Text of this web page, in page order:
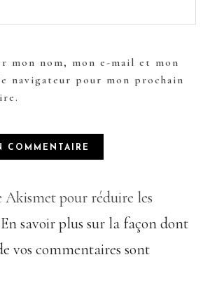
mon nom, mon e-mail et mon
navigateur pour mon prochain
Akismet pour réduire les
En savoir plus sur la façon dont
vos commentaires sont